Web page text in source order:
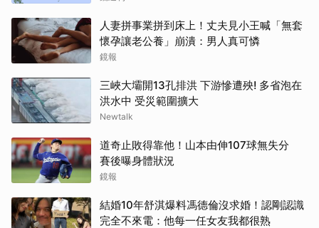
人妻拼事業拼到床上！丈夫見小王喊「無套
懷孕讓老公養」崩潰：男人真可憐
鏡報
三峽大壩開13孔排洪 下游慘遭殃! 多省泡在
洪水中 受災範圍擴大
Newtalk
道奇止敗得靠他！山本由伸107球無失分
賽後曝身體狀況
鏡報
結婚10年舒淇爆料馮德倫沒求婚！認剛認識
完全不來電：他每一任女友我都很熟